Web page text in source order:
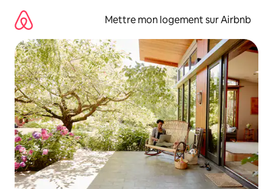
directement
contenu
Mettre mon logement sur Airbnb